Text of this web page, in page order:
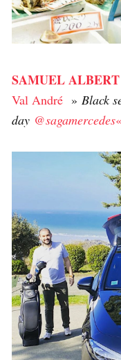
SAMUEL ALBERT
Val André » Black
day @sagamercedes«